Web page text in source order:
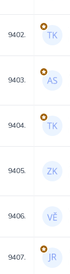
9402.
9403.
9404.
9405.
9406.
9407.